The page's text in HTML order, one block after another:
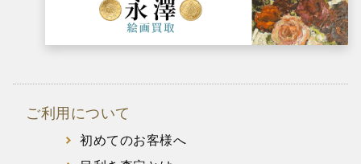
ご利用について
初めてのお客様へ